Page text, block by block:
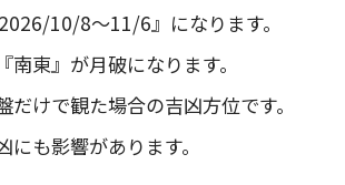
10/8～11/6』になります。
東』が月破になります。
けで観た場合の吉凶方位です。
も影響があります。